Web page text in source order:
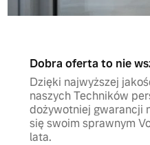
Dobra oferta to nie
Dzięki najwyższej
naszych Techników
dożywotniej gwarancji
się swoim sprawnym
lata.